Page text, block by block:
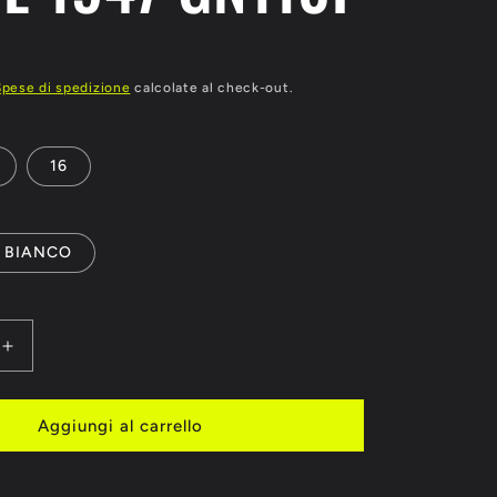
di spedizione calcolate al check-out.
16
BIANCO
Aumenta
quantità
per
GUANTONI
BOXE
Aggiungi al carrello